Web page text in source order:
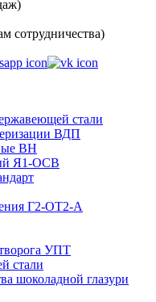
сотрудничества)
стали
ВДП
ВН
Я1-ОСВ
Г2-ОТ2-А
УПТ
стали
шоколадной глазури